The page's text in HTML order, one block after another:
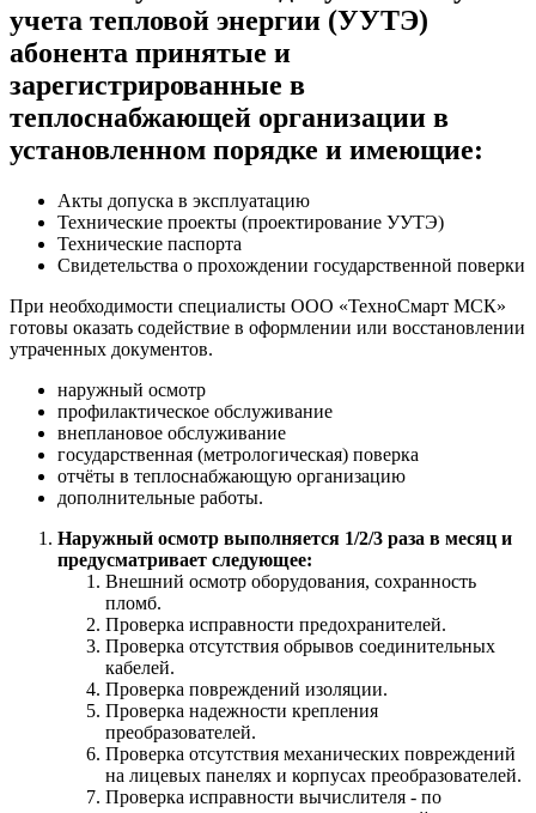
учета тепловой энергии (УУТЭ)
абонента принятые и
зарегистрированные в
теплоснабжающей организации в
установленном порядке и имеющие:
Акты допуска в эксплуатацию
Технические проекты (проектирование УУТЭ)
Технические паспорта
Свидетельства о прохождении государственной поверки
При необходимости специалисты ООО «ТехноСмарт МСК»
готовы оказать содействие в оформлении или восстановлении
утраченных документов.
наружный осмотр
профилактическое обслуживание
внеплановое обслуживание
государственная (метрологическая) поверка
отчёты в теплоснабжающую организацию
дополнительные работы.
Наружный осмотр выполняется 1/2/3 раза в месяц и
предусматривает следующее:
Внешний осмотр оборудования, сохранность
пломб.
Проверка исправности предохранителей.
Проверка отсутствия обрывов соединительных
кабелей.
Проверка повреждений изоляции.
Проверка надежности крепления
преобразователей.
Проверка отсутствия механических повреждений
на лицевых панелях и корпусах преобразователей.
Проверка исправности вычислителя - по